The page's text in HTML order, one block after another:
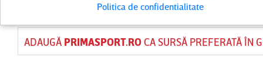
ADAUGĂ PRIMASPORT.ROCA SURSĂ PREFERATĂ ÎN
Politica de confidentialitate